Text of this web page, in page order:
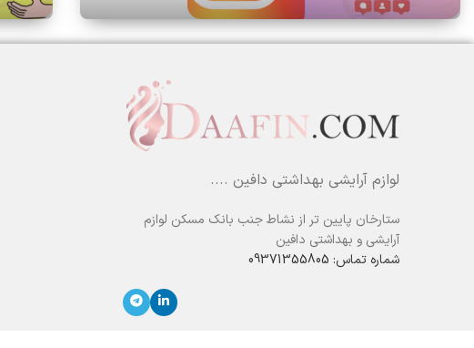
لوازم آرایشی بهداشتی دافین ....
ستارخان پایین تر از نشاط جنب بانک مسکن لوازم
آرایشی و بهداشتی دافین
شماره تماس: 09371355805